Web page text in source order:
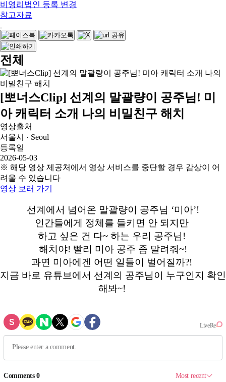
비영리법인 등록 변경
참고자료
전체
[뽀너스Clip] 선계의 말괄량이 공주님! 미
아 캐릭터 소개 나의 비밀친구 해치
영상출처
서울시 · Seoul
등록일
2026-05-03
※ 해당 영상 제공처에서 영상 서비스를 중단할 경우 감상이 어
려울 수 있습니다
영상 보러 가기
선계에서 넘어온 말괄량이 공주님 ‘미아’!
인간들에게 정체를 들키면 안 되지만
하고 싶은 건 다~ 하는 우리 공주님!
해치야! 빨리 미아 공주 좀 말려줘~!
과연 미아에겐 어떤 일들이 벌어질까?!
지금 바로 유튜브에서 선계의 공주님이 누구인지 확인
해봐~!